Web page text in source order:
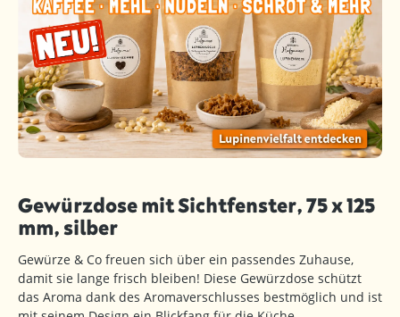
Gewürzdose mit Sichtfenster, 75 x 125
mm, silber
Gewürze & Co freuen sich über ein passendes Zuhause,
damit sie lange frisch bleiben! Diese Gewürzdose schützt
das Aroma dank des Aromaverschlusses bestmöglich und ist